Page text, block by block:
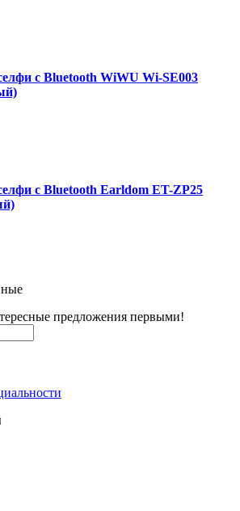
с Bluetooth WiWU Wi-SE003
с Bluetooth Earldom ET-ZP25
предложения первыми!